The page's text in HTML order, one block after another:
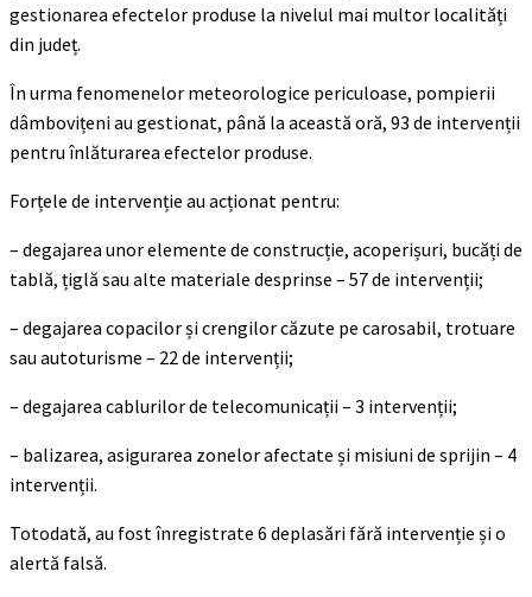
gestionarea efectelor produse la nivelul mai multor localități
din județ.
În urma fenomenelor meteorologice periculoase, pompierii
dâmbovițeni au gestionat, până la această oră, 93 de intervenții
pentru înlăturarea efectelor produse.
Forțele de intervenție au acționat pentru:
– degajarea unor elemente de construcție, acoperișuri, bucăți de
tablă, țiglă sau alte materiale desprinse – 57 de intervenții;
– degajarea copacilor și crengilor căzute pe carosabil, trotuare
sau autoturisme – 22 de intervenții;
– degajarea cablurilor de telecomunicații – 3 intervenții;
– balizarea, asigurarea zonelor afectate și misiuni de sprijin – 4
intervenții.
Totodată, au fost înregistrate 6 deplasări fără intervenție și o
alertă falsă.